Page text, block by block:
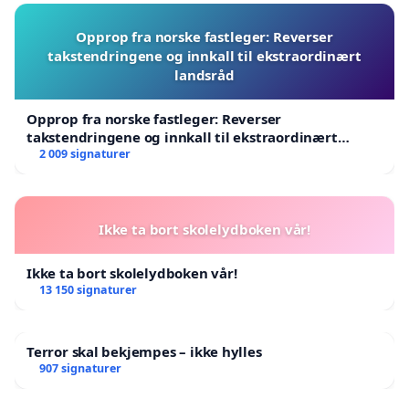
Opprop fra norske fastleger: Reverser
takstendringene og innkall til ekstraordinært
landsråd
Opprop fra norske fastleger: Reverser
takstendringene og innkall til ekstraordinært
landsråd
2 009 signaturer
Ikke ta bort skolelydboken vår!
Ikke ta bort skolelydboken vår!
13 150 signaturer
Terror skal bekjempes – ikke hylles
907 signaturer